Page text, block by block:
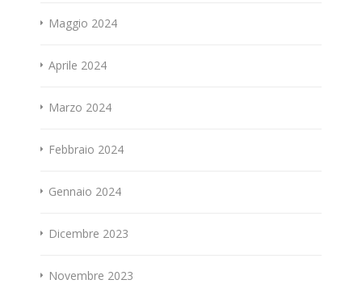
Maggio 2024
Aprile 2024
Marzo 2024
Febbraio 2024
Gennaio 2024
Dicembre 2023
Novembre 2023